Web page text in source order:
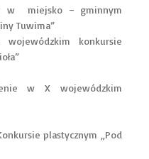
w miejsko – gminnym
Tuwima”
konkursie
w X wojewódzkim
plastycznym „Pod